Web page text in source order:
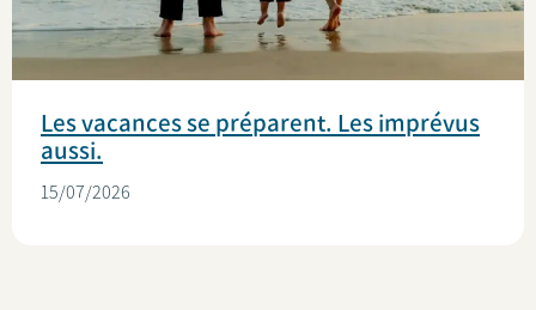
Les vacances se préparent. Les imprévus
aussi.
15/07/2026